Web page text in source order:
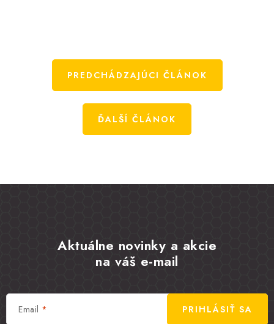
PREDCHÁDZAJÚCI ČLÁNOK
ĎALŠÍ ČLÁNOK
Aktuálne novinky a akcie
na váš e-mail
Email PRIHLÁSIŤ SA